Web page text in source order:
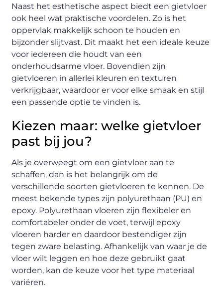
Naast het esthetische aspect biedt een gietvloer
ook heel wat praktische voordelen. Zo is het
oppervlak makkelijk schoon te houden en
bijzonder slijtvast. Dit maakt het een ideale keuze
voor iedereen die houdt van een
onderhoudsarme vloer. Bovendien zijn
gietvloeren in allerlei kleuren en texturen
verkrijgbaar, waardoor er voor elke smaak en stijl
een passende optie te vinden is.
Kiezen maar: welke gietvloer
past bij jou?
Als je overweegt om een gietvloer aan te
schaffen, dan is het belangrijk om de
verschillende soorten gietvloeren te kennen. De
meest bekende types zijn polyurethaan (PU) en
epoxy. Polyurethaan vloeren zijn flexibeler en
comfortabeler onder de voet, terwijl epoxy
vloeren harder en daardoor bestendiger zijn
tegen zware belasting. Afhankelijk van waar je de
vloer wilt leggen en hoe deze gebruikt gaat
worden, kan de keuze voor het type materiaal
variëren.